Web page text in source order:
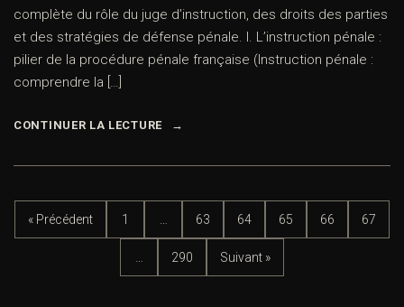
complète du rôle du juge d’instruction, des droits des parties
et des stratégies de défense pénale. I. L’instruction pénale :
pilier de la procédure pénale française (Instruction pénale :
comprendre la […]
CONTINUER LA LECTURE
« Précédent 1 63 64 65 66 67
290 Suivant »